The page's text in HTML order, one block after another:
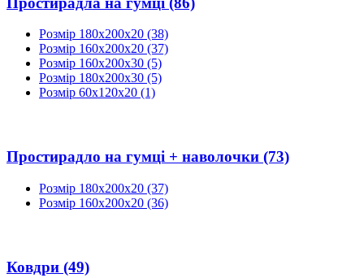
Розмір 180х200х20 (38)
Розмір 160х200х20 (37)
Розмір 160х200х30 (5)
Розмір 180х200х30 (5)
Розмір 60х120х20 (1)
Простирадло на гумці + наволочки (73)
Розмір 180х200х20 (37)
Розмір 160х200х20 (36)
Ковдри (49)